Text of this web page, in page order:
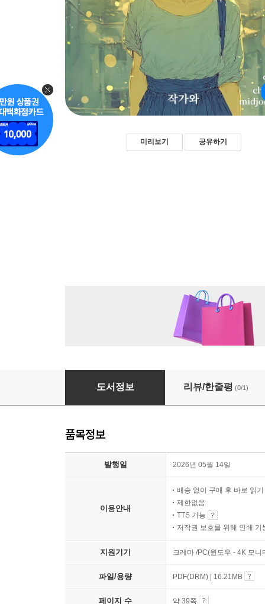
미리보기 공유하기
내 마음의 쉼표
도서정보 리뷰/한줄평 (0/1)
품목정보
발행일 2026년 05월 14일
이용안내
배송 없이 구매 후 바로 읽기
제한없음
TTS 가능
저작권 보호를 위해 인쇄 기
지원기기 크레마 /PC(윈도우 - 4K 모
파일/용량 PDF(DRM) | 16.21MB
페이지 수 약 39쪽